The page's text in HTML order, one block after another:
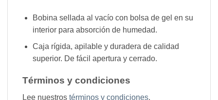
Bobina sellada al vacío con bolsa de gel en su
interior para absorción de humedad.
Caja rígida, apilable y duradera de calidad
superior. De fácil apertura y cerrado.
Términos y condiciones
Lee nuestros términos y condiciones.